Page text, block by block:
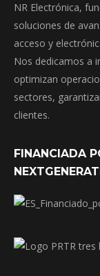
NR Electrónica,
soluciones de
acceso y
Nos dedicamos a
optimizan
sectores,
clientes.
FINANCIADA